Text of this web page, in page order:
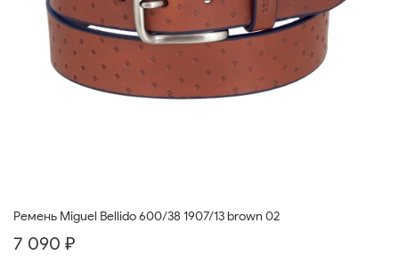
Ремень Miguel Bellido 600/38 1907/13 brown 02
7 090 ₽